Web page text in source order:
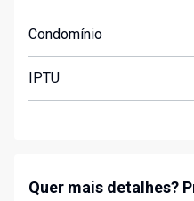
Condomínio
IPTU
Quer mais detalhes?